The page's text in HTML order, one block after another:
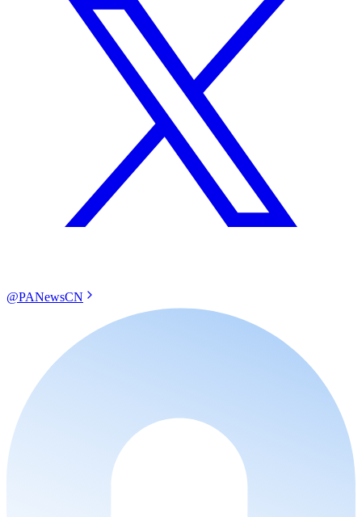
@PANewsCN